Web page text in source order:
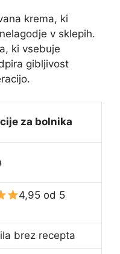
krema, ki
v sklepih.
ki vsebuje
gibljivost
za bolnika
4,95 od 5
brez recepta